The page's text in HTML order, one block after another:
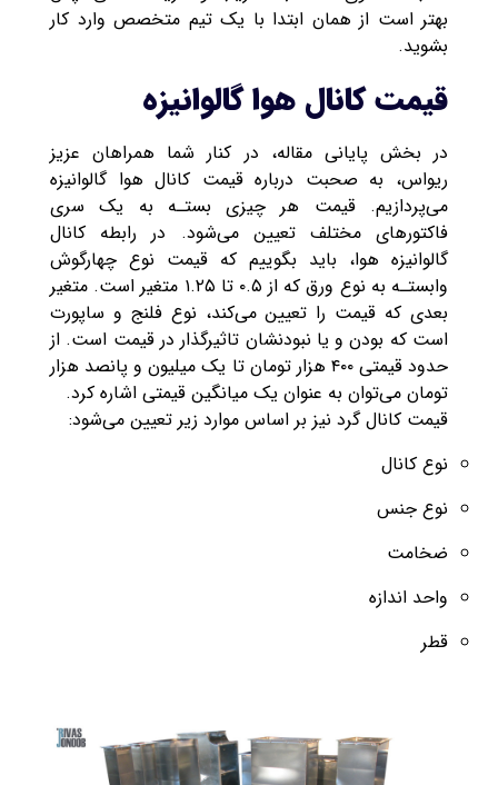
بهتر است از همان ابتدا با یک تیم متخصص وارد کار
بشوید.
قیمت کانال هوا گالوانیزه
در بخش پایانی مقاله، در کنار شما همراهان عزیز
ریواس، به صحبت درباره قیمت کانال هوا گالوانیزه
می‌پردازیم. قیمت هر چیزی بستـه به یک سری
فاکتورهای مختلف تعیین می‌شود. در رابطه کانال
گالوانیزه هوا، باید بگوییم که قیمت نوع چهارگوش
وابستـه به نوع ورق که از ۰.۵ تا ۱.۲۵ متغیر است. متغیر
بعدی که قیمت را تعیین می‌کند، نوع فلنج و ساپورت
است که بودن و یا نبودنشان تاثیرگذار در قیمت است. از
حدود قیمتی ۴۰۰ هزار تومان تا یک میلیون و پانصد هزار
تومان می‌توان به عنوان یک میانگین قیمتی اشاره کرد.
قیمت کانال گرد نیز بر اساس موارد زیر تعیین می‌شود:
نوع کانال
نوع جنس
ضخامت
واحد اندازه
قطر